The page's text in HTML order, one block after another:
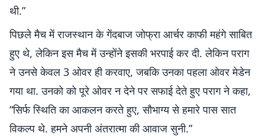
थी.”
पिछले मैच में राजस्थान के गेंदबाज जोफ्रा आर्चर काफी महंगे साबित
हुए थे, लेकिन इस मैच में उन्होंने इसकी भरपाई कर दी. लेकिन पराग
ने उनसे केवल 3 ओवर ही करवाए, जबकि उनका पहला ओवर मेडेन
गया था. उनको को पूरे ओवर न देने पर सफाई देते हुए पराग ने कहा,
“सिर्फ स्थिति का आकलन करते हुए, सौभाग्य से हमारे पास सात
विकल्प थे. हमने अपनी अंतरात्मा की आवाज सुनी.”